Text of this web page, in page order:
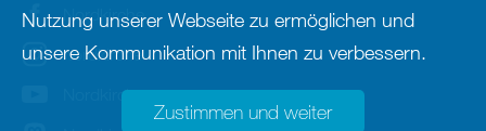
Nordkirche
nordkirche
Nordkirche
Nutzung unserer Webseite zu ermöglichen und
unsere Kommunikation mit Ihnen zu verbessern.
Zustimmen und weiter